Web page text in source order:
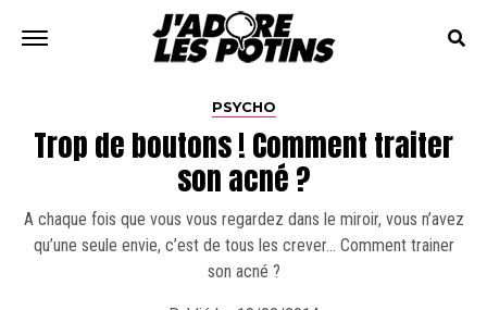
PSYCHO
Trop de boutons ! Comment traiter
son acné ?
A chaque fois que vous vous regardez dans le miroir, vous n’avez
qu’une seule envie, c’est de tous les crever… Comment trainer
son acné ?